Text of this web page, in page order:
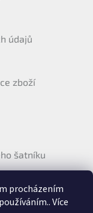
procházením
Více
údajů
zboží
šatníku
a ženské šaty na